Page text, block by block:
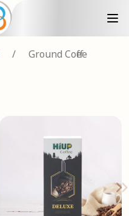
/ Ground Coffee